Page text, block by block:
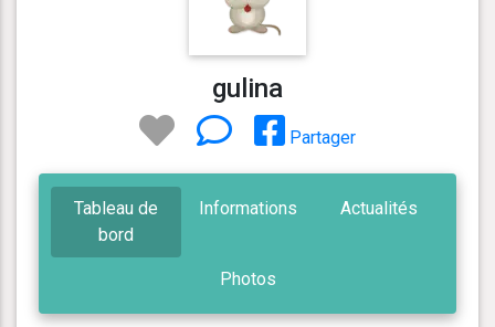
gulina
Partager
Tableau de
bord
Informations Actualités
Photos